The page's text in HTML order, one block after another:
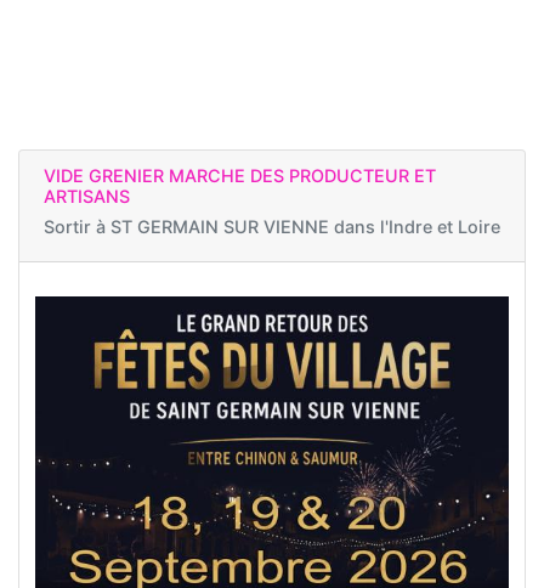
VIDE GRENIER MARCHE DES PRODUCTEUR ET
ARTISANS
Sortir à ST GERMAIN SUR VIENNE dans l'Indre et Loire